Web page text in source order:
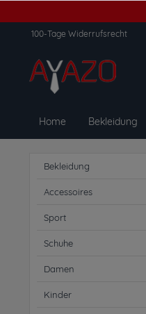
100-Tage Widerrufsrecht
Home Bekleidung
Bekleidung
Accessoires
Sport
Schuhe
Damen
Kinder